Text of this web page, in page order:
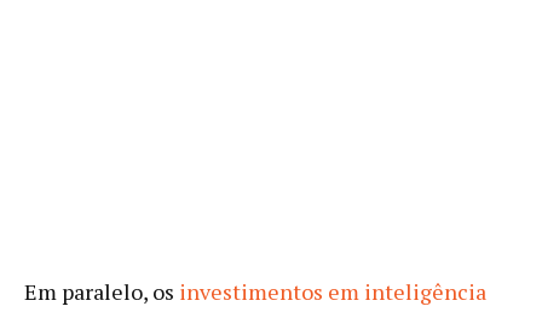
Em paralelo, os investimentos em inteligência